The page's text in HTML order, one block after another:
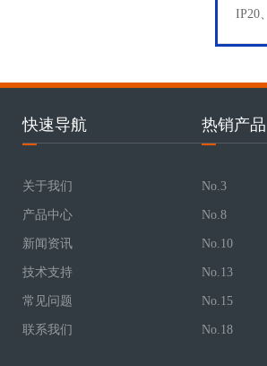
IP20
快速导航
关于我们
产品中心
新闻资讯
技术支持
常见问题
联系我们
热销产品
No.3
No.8
No.10
No.13
No.15
No.18